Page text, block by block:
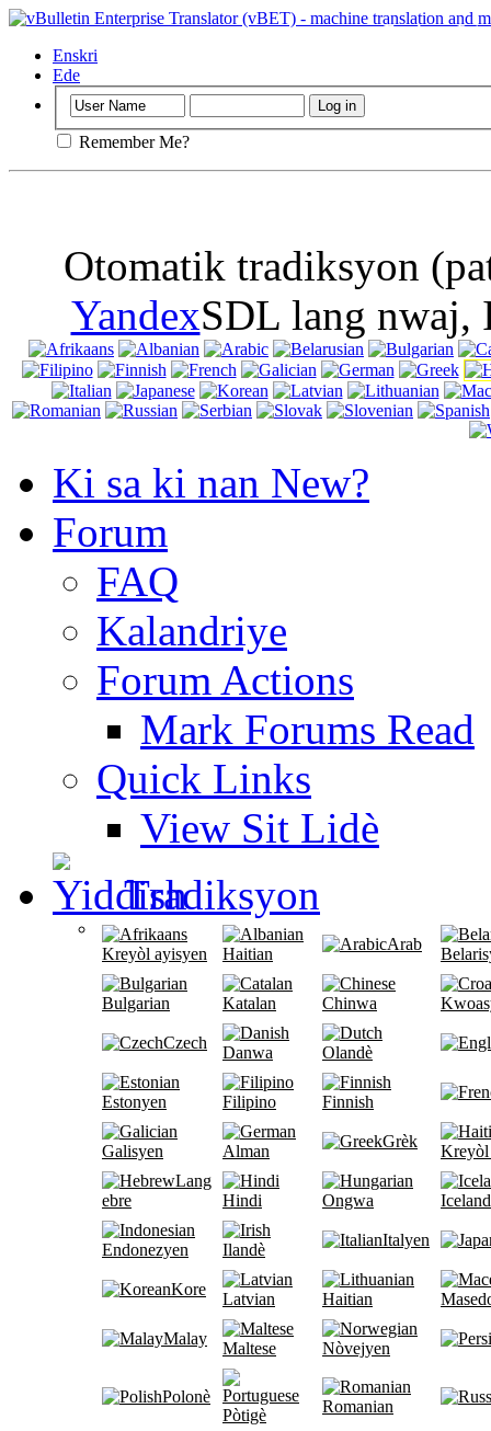
Enpòtan: Paj
Enskri
Ede
Remember Me?
Otomatik tradiksyon
YandexSDL lang nwaj,
Ki sa ki nan New?
Forum
FAQ
Kalandriye
Forum Actions
Mark Forums Read
Quick Links
View Sit Lidè
Tradiksyon
Kreyòl ayisyen Haitian
Arab
Bulgarian Katalan Chinwa
Czech
Danwa Olandè
Estonyen Filipino Finnish
Galisyen Alman
Grèk
Kreyòl
Lang
ebre
Hindi Ongwa
Endonezyen Ilandè
Italyen
Kore
Latvian Haitian
Malay
Maltese Nòvejyen
Polonè
Pòtigè
Romanian